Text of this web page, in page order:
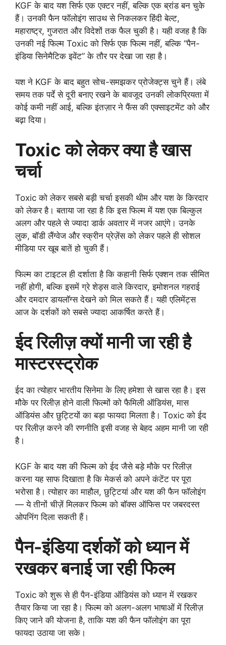
KGF के बाद यश सिर्फ एक एक्टर नहीं, बल्कि एक ब्रांड बन चुके
हैं। उनकी फैन फॉलोइंग साउथ से निकलकर हिंदी बेल्ट,
महाराष्ट्र, गुजरात और विदेशों तक फैल चुकी है। यही वजह है कि
उनकी नई फिल्म Toxic को सिर्फ एक फिल्म नहीं, बल्कि “पैन-
इंडिया सिनेमैटिक इवेंट” के तौर पर देखा जा रहा है।
यश ने KGF के बाद बहुत सोच-समझकर प्रोजेक्ट्स चुने हैं। लंबे
समय तक पर्दे से दूरी बनाए रखने के बावजूद उनकी लोकप्रियता में
कोई कमी नहीं आई, बल्कि इंतज़ार ने फैंस की एक्साइटमेंट को और
बढ़ा दिया।
Toxic को लेकर क्या है खास
चर्चा
Toxic को लेकर सबसे बड़ी चर्चा इसकी थीम और यश के किरदार
को लेकर है। बताया जा रहा है कि इस फिल्म में यश एक बिल्कुल
अलग और पहले से ज्यादा डार्क अवतार में नजर आएंगे। उनके
लुक, बॉडी लैंग्वेज और स्क्रीन प्रेज़ेंस को लेकर पहले ही सोशल
मीडिया पर खूब बातें हो चुकी हैं।
फिल्म का टाइटल ही दर्शाता है कि कहानी सिर्फ एक्शन तक सीमित
नहीं होगी, बल्कि इसमें ग्रे शेड्स वाले किरदार, इमोशनल गहराई
और दमदार डायलॉग्स देखने को मिल सकते हैं। यही एलिमेंट्स
आज के दर्शकों को सबसे ज्यादा आकर्षित करते हैं।
ईद रिलीज़ क्यों मानी जा रही है
मास्टरस्ट्रोक
ईद का त्योहार भारतीय सिनेमा के लिए हमेशा से खास रहा है। इस
मौके पर रिलीज़ होने वाली फिल्मों को फैमिली ऑडियंस, मास
ऑडियंस और छुट्टियों का बड़ा फायदा मिलता है। Toxic को ईद
पर रिलीज़ करने की रणनीति इसी वजह से बेहद अहम मानी जा रही
है।
KGF के बाद यश की फिल्म को ईद जैसे बड़े मौके पर रिलीज़
करना यह साफ दिखाता है कि मेकर्स को अपने कंटेंट पर पूरा
भरोसा है। त्योहार का माहौल, छुट्टियां और यश की फैन फॉलोइंग
— ये तीनों चीज़ें मिलकर फिल्म को बॉक्स ऑफिस पर जबरदस्त
ओपनिंग दिला सकती हैं।
पैन-इंडिया दर्शकों को ध्यान में
रखकर बनाई जा रही फिल्म
Toxic को शुरू से ही पैन-इंडिया ऑडियंस को ध्यान में रखकर
तैयार किया जा रहा है। फिल्म को अलग-अलग भाषाओं में रिलीज़
किए जाने की योजना है, ताकि यश की फैन फॉलोइंग का पूरा
फायदा उठाया जा सके।